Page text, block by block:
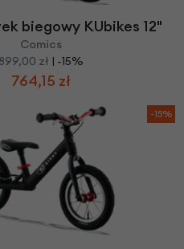
biegowy KUbikes 12"
Comics
899,00 zł | -15%
764,15 zł
-15%